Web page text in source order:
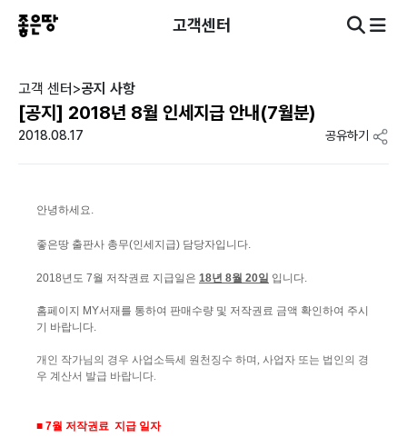
고객센터
고객 센터>공지 사항
[공지] 2018년 8월 인세지급 안내(7월분)
2018.08.17 공유하기
안녕하세요.
좋은땅 출판사 총무(인세지급) 담당자입니다.
2018년도 7월 저작권료 지급일은 18년 8월 20일 입니다.
홈페이지 MY서재를 통하여 판매수량 및 저작권료 금액 확인하여 주시
기 바랍니다.
개인 작가님의 경우 사업소득세 원천징수 하며, 사업자 또는 법인의 경
우 계산서 발급 바랍니다.
■ 7월 저작권료 지급 일자